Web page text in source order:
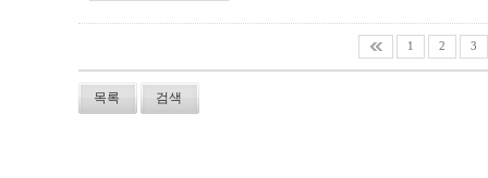
1 2 3
목록 검색